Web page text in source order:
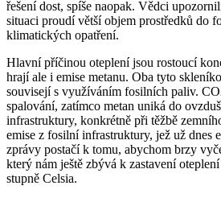
řešení dost, spíše naopak. Vědci
situaci proudí větší objem prostředků do
klimatických opatření.
Hlavní příčinou oteplení jsou rostoucí
hrají ale i emise metanu. Oba tyto
souvisejí s využíváním fosilních paliv.
spalování, zatímco metan uniká do
infrastruktury, konkrétně při těžbě
emise z fosilní infrastruktury, jež už dnes
zprávy postačí k tomu, abychom brzy
který nám ještě zbývá k zastavení
stupně Celsia.